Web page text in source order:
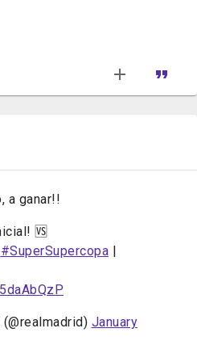
a ganar!!
🆚
#SuperSupercopa
January